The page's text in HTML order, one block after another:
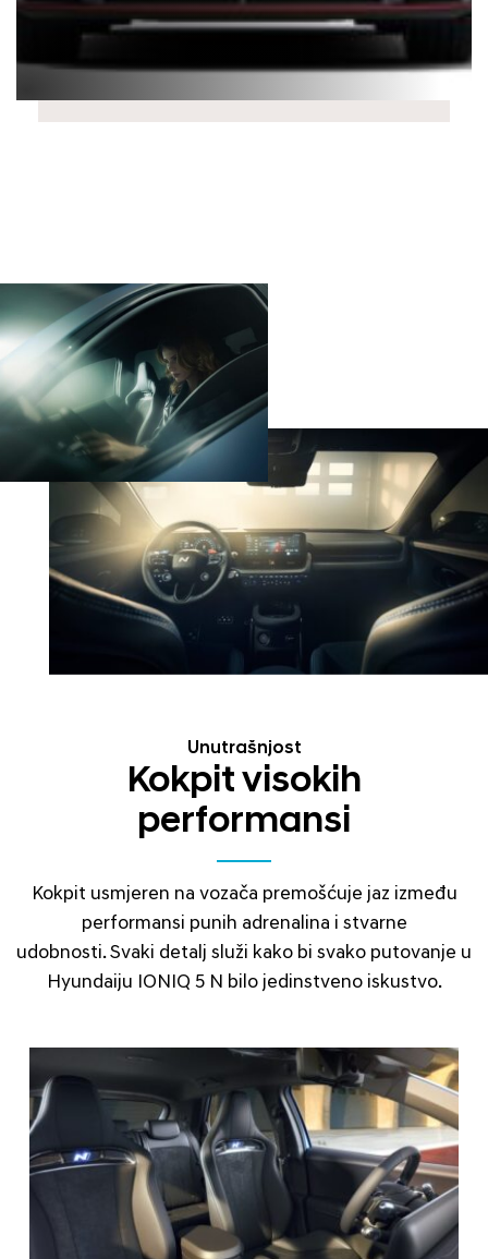
Unutrašnjost
Kokpit visokih
performansi
Kokpit usmjeren na vozača premošćuje jaz između
performansi punih adrenalina i stvarne
udobnosti. Svaki detalj služi kako bi svako putovanje u
Hyundaiju IONIQ 5 N bilo jedinstveno iskustvo.